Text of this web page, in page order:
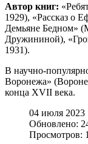
Автор книг:
1929), «Рассказ о
Демьяне Бедном»
Дружининой),
1931).
В научно-
Воронежа»
конца XVII века.
04 июля 2023
Обновлено:
Просмотров: